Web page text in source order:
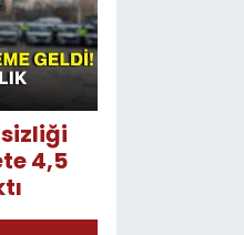
4,5